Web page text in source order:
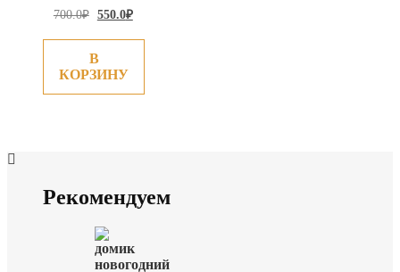
700.0₽
Первоначальная
составляла
700.0₽.
550.0₽Текущая
550.0₽.
В
КОРЗИНУ
Рекомендуем